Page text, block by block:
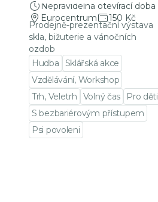
Nepravidelná otevírací doba
Eurocentrum
150 Kč
Prodejně-prezentační výstava
skla, bižuterie a vánočních
ozdob
Hudba
Sklářská akce
Vzdělávání, Workshop
Trh, Veletrh
Volný čas
Pro děti
S bezbariérovým přístupem
Psi povoleni